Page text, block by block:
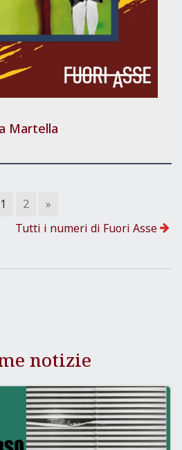
Martella
1 2
»
Tutti i numeri di Fuori Asse
notizie